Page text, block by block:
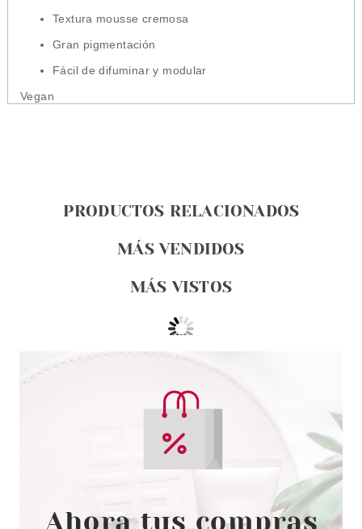
Textura mousse cremosa
Gran pigmentación
Fácil de difuminar y modular
Vegan
PRODUCTOS RELACIONADOS
MÁS VENDIDOS
MÁS VISTOS
ESSENCE